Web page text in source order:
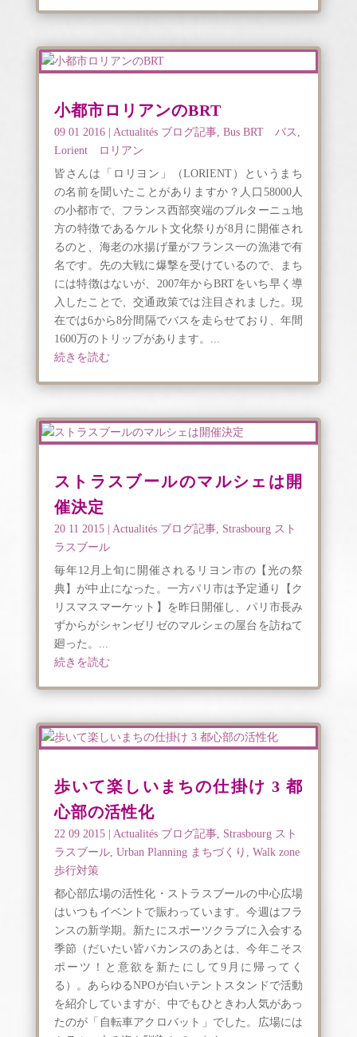
小都市ロリアンのBRT
09 01 2016| Actualités ブログ記事, Bus BRT バス
Lorient ロリアン
皆さんは「ロリヨン」（LORIENT）というまち
の名前を聞いたことがありますか？人口58000人
の小都市で、フランス西部突端のブルターニュ地
方の特徴であるケルト文化祭りが8月に開催され
るのと、海老の水揚げ量がフランス一の漁港で有
名です。先の大戦に爆撃を受けているので、まち
には特徴はないが、2007年からBRTをいち早く導
入したことで、交通政策では注目されました。現
在では6から8分間隔でバスを走らせており、年間
1600万のトリップがあります。...
続きを読む
ストラスブールのマルシェは開
催決定
20 11 2015| Actualités ブログ記事, Strasbourg スト
ラスブール
毎年12月上旬に開催されるリヨン市の【光の祭
典】が中止になった。一方パリ市は予定通り【ク
リスマスマーケット】を昨日開催し、パリ市長み
ずからがシャンゼリゼのマルシェの屋台を訪ねて
廻った。...
続きを読む
歩いて楽しいまちの仕掛け 3 都
心部の活性化
22 09 2015| Actualités ブログ記事, Strasbourg スト
ラスブール, Urban Planning まちづくり , Walk zone
歩行対策
都心部広場の活性化・ストラスブールの中心広場
はいつもイベントで賑わっています。今週はフラ
ンスの新学期。新たにスポーツクラブに入会する
季節（だいたい皆バカンスのあとは、今年こそス
ポーツ！と意欲を新たにして9月に帰ってく
る）。あらゆるNPOが白いテントスタンドで活動
を紹介していますが、中でもひときわ人気があっ
たのが「自転車アクロバット」でした。広場には